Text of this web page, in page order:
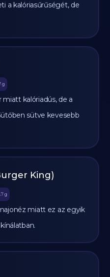
a kalóriasűrűségét, de
g
kalóriadús, de a
sütve kevesebb
King)
g
miatt ez az egyik